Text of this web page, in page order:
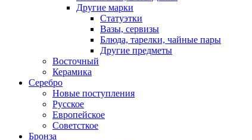
Другие марки
Статуэтки
Вазы, сервизы
Блюда, тарелки, чайные пары
Другие предметы
Восточный
Керамика
Серебро
Новые поступления
Русское
Европейское
Советсткое
Бронза